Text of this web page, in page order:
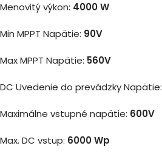
Menovitý výkon: 4000 W
Min MPPT Napätie: 90V
Max MPPT Napätie: 560V
DC Uvedenie do prevádzky Napätie:
Maximálne vstupné napätie: 600V
Max. DC vstup: 6000 Wp